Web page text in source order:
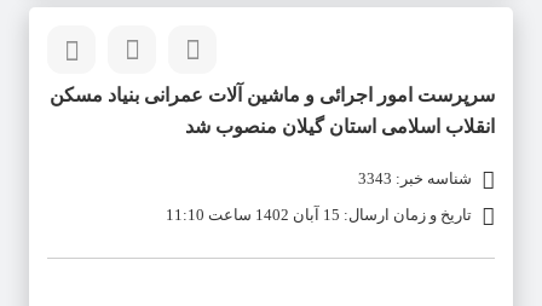
سرپرست امور اجرائی و ماشین آلات عمرانی بنیاد مسکن
انقلاب اسلامی استان گیلان منصوب شد
شناسه خبر: 3343
تاریخ و زمان ارسال: 15 آبان 1402 ساعت 11:10